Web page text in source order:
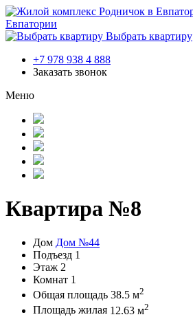
Евпатории
Выбрать квартиру
+7 978 938 4 888
Заказать звонок
Меню
Квартира №8
Дом Дом №44
Подъезд 1
Этаж 2
Комнат 1
Общая площадь 38.5 м2
Площадь жилая 12.63 м2